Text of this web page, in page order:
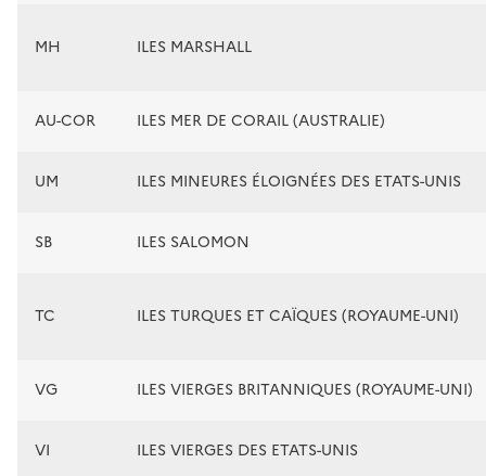
MH ILES MARSHALL
AU-COR ILES MER DE CORAIL (AUSTRALIE)
UM ILES MINEURES ÉLOIGNÉES DES ETATS-UNIS
SB ILES SALOMON
TC ILES TURQUES ET CAÏQUES (ROYAUME-UNI)
VG ILES VIERGES BRITANNIQUES (ROYAUME-UNI)
VI ILES VIERGES DES ETATS-UNIS